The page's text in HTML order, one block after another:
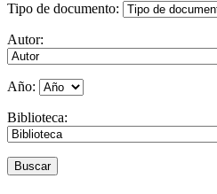
Tipo de documento:
Autor:
Año:
Biblioteca:
Buscar